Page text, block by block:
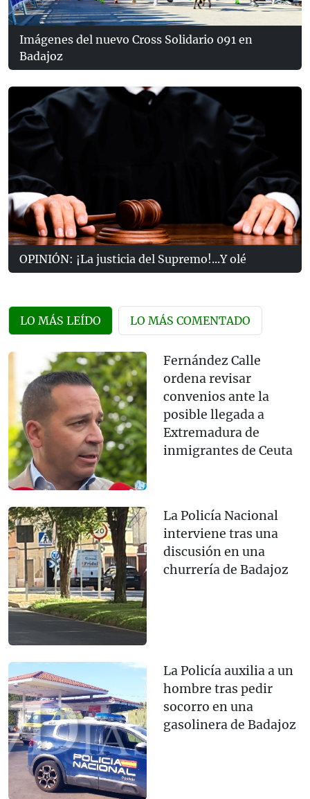
Imágenes del nuevo Cross Solidario 091 en
Badajoz
OPINIÓN: ¡La justicia del Supremo!...Y olé
LO MÁS LEÍDO LO MÁS COMENTADO
Fernández Calle
ordena revisar
convenios ante la
posible llegada a
Extremadura de
inmigrantes de Ceuta
La Policía Nacional
interviene tras una
discusión en una
churrería de Badajoz
La Policía auxilia a un
hombre tras pedir
socorro en una
gasolinera de Badajoz